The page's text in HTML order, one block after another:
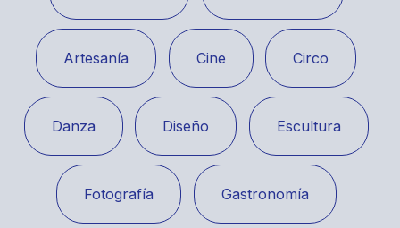
Artesanía Cine Circo
Danza Diseño Escultura
Fotografía Gastronomía